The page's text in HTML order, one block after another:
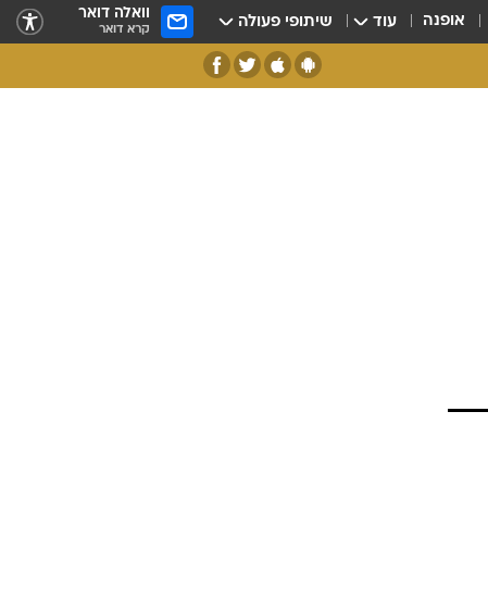
אופנה עוד שיתופי פעולה וואלה דואר
קרא דואר